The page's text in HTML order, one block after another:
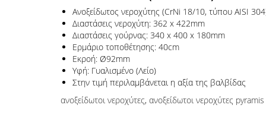
Ανοξείδωτος νεροχύτης (CrNi 18/10, τύπου AISI
Διαστάσεις νεροχύτη: 362 x 422mm
Διαστάσεις γούρνας: 340 x 400 x 180mm
Ερμάριο τοποθέτησης: 40cm
Εκροή: Ø92mm
Υφή: Γυαλισμένο (Λείο)
Στην τιμή περιλαμβάνεται η αξία της βαλβίδας
ανοξείδωτοι νεροχύτες, ανοξείδωτοι νεροχύτες pyramis